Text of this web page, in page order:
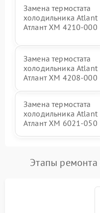
Замена термостата
холодильника Atlant
Атлант ХМ 4210-000
Замена термостата
холодильника Atlant
Атлант ХМ 4208-000
Замена термостата
холодильника Atlant
Атлант ХМ 6021-050
Этапы